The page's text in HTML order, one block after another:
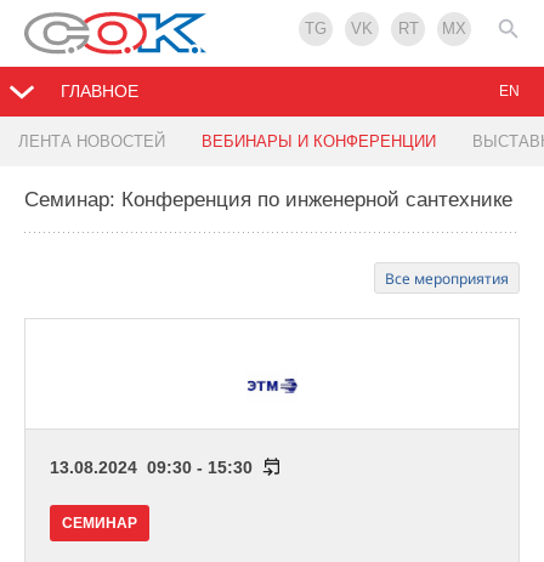
TG VK RT MX
ГЛАВНОЕ
ЛЕНТА НОВОСТЕЙ ВЕБИНАРЫ И КОНФЕРЕНЦИИ
EN
Семинар: Конференция по инженерной сантехнике
Все мероприятия
13.08.2024 09:30 - 15:30
СЕМИНАР